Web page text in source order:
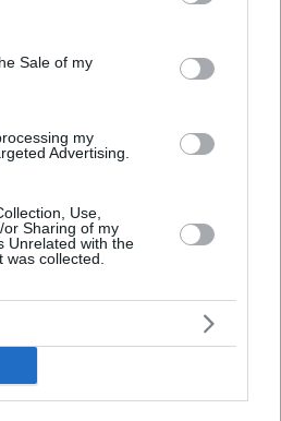
and its third-party tags to
purposes in below Google
Sale of my
my
Advertising.
Use,
Sharing of my
Unrelated with the
collected.
Northern Heights Candy